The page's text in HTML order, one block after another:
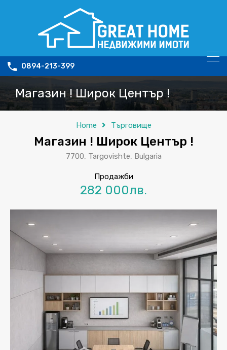
0894-213-399
Магазин ! Широк Център !
Home Търговище
Магазин ! Широк Център !
7700, Targovishte, Bulgaria
Продажби
282 000лв.